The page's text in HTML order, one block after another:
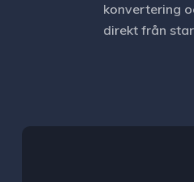
konvertering
direkt från